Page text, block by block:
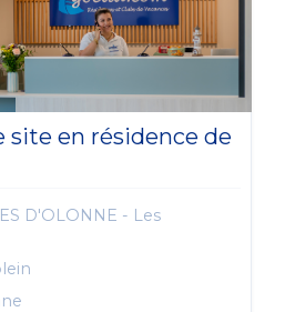
site en résidence de
D'OLONNE - Les